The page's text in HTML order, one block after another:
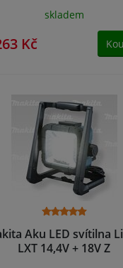
skladem
Kč
Aku LED svítilna
LXT 14,4V + 18V Z